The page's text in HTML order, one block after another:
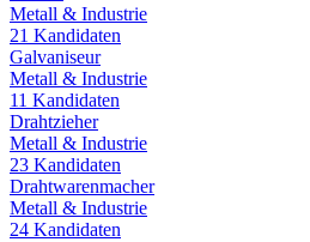
Metall & Industrie
21 Kandidaten
Galvaniseur
Metall & Industrie
11 Kandidaten
Drahtzieher
Metall & Industrie
23 Kandidaten
Drahtwarenmacher
Metall & Industrie
24 Kandidaten